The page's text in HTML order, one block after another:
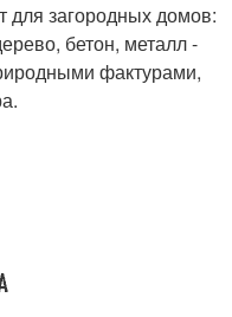
для загородных домов:
бетон, металл -
фактурами,